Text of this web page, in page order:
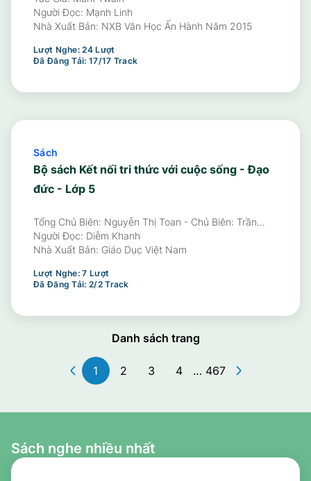
Người Đọc: Mạnh Linh
Nhà Xuất Bản: NXB Văn Học Ấn Hành Năm 2015
Lượt Nghe:24 Lượt
Đã Đăng Tải:17/17 Track
Sách
Bộ sách Kết nối tri thức với cuộc sống - Đạo
đức - Lớp 5
Tổng Chủ Biên: Nguyễn Thị Toan - Chủ Biên: Trần
Thành Nam - Nguyễn Thị Hoàng Anh, Nguyễn Ngọc
Dung
Người Đọc: Diễm Khanh
Nhà Xuất Bản: Giáo Dục Việt Nam
Lượt Nghe:7 Lượt
Đã Đăng Tải:2/2Track
Danh sách trang
1 2 3 4 … 467
Sách nghe nhiều nhất